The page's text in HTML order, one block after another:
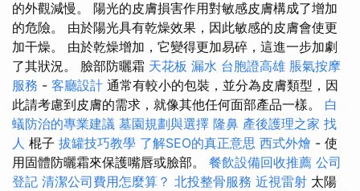
的外觀減慢。 陽光的皮膚損害作用對敏感皮膚構成了增加
的危險。 由於陽光具有乾燥效果，因此敏感的皮膚會使更
加干燥。 由於乾燥增加，它變得更加易碎，這進一步加劇
了其狀況。 臉部防曬霜 天花板 漏水 台胞證高雄 脹氣按摩
服務 - 客廳設計 通常有較小的包裝，並分為皮膚類型，因
此請考慮到皮膚的需求，就像其他任何面部產品一樣。 白
蟻防治的專業建議 墓園規劃與選擇 隆鼻 產後護理之家 找
人 棍子 拔罐技巧教學 了解SEO的真正意思 西式外燴 - 使
用固體防曬霜來保護嘴唇或臉部。 餐飲設備回收推薦 公司
登記 清潔公司費用怎麼算？ 北投整骨服務 近視雷射 太陽